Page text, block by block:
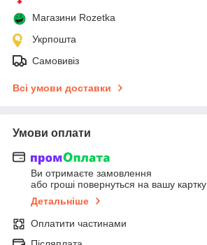
Магазини Rozetka
Укрпошта
Самовивіз
Всі умови доставки
Умови оплати
Ви отримаєте замовлення
або гроші повернуться на вашу картку
Детальніше
Оплатити частинами